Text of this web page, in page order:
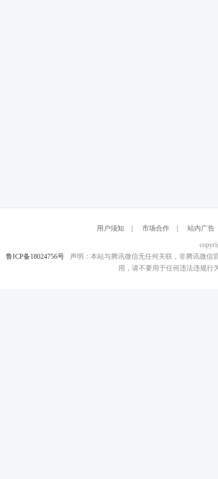
用户须知 市场合作 站内广告
鲁ICP备18024756号 声明：本站与腾讯微信无任何关联，非腾讯微信
用，请不要用于任何违法违规行